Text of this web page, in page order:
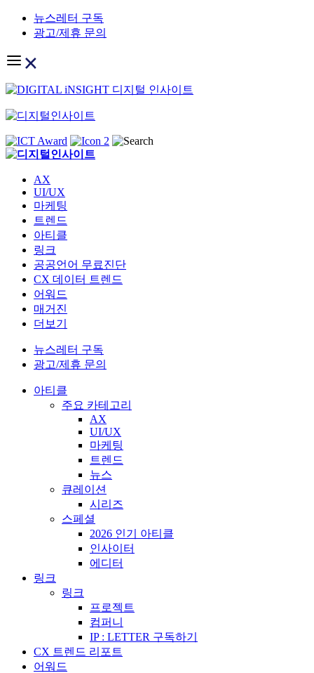
Skip
content
뉴스레터 구독
광고/제휴 문의
AX
UI/UX
마케팅
트렌드
아티클
링크
공공언어 무료진단
CX 데이터 트렌드
어워드
매거진
더보기
뉴스레터 구독
광고/제휴 문의
아티클
주요 카테고리
AX
UI/UX
마케팅
트렌드
뉴스
큐레이션
시리즈
스페셜
2026 인기 아티클
인사이터
에디터
링크
링크
프로젝트
컴퍼니
IP : LETTER 구독하기
CX 트렌드 리포트
어워드